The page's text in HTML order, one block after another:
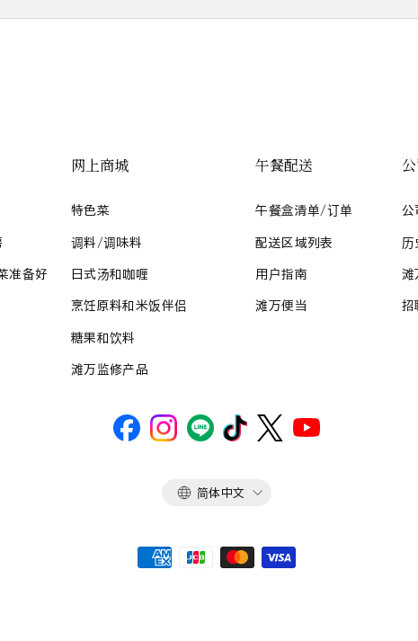
准备好
网上商城
特色菜
调料/调味料
日式汤和咖喱
烹饪原料和米饭伴侣
糖果和饮料
滩万监修产品
午餐配送
午餐盒清单/订单
配送区域列表
用户指南
滩万便当
公
历
滩
招
语
简体中文